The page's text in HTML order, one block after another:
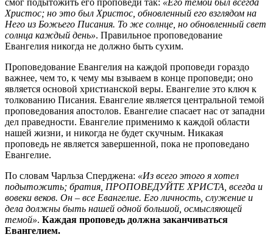
смог подытожить его проповеди так: «Его темой был всегда
Христос; но это был Христос, обновленный его взглядом на
Него из Божьего Писания. То же солнце, но обновленный свет
солнца каждый день». Правильное проповедование
Евангелия никогда не должно быть сухим.
Проповедование Евангелия на каждой проповеди гораздо
важнее, чем то, к чему мы взываем в конце проповеди; оно
является основой христианской веры. Евангелие это ключ к
толкованию Писания. Евангелие является центральной темой
проповедования апостолов. Евангелие спасает нас от западни
дел праведности. Евангелие применимо к каждой области
нашей жизни, и никогда не будет скучным. Никакая
проповедь не является завершенной, пока не проповедано
Евангелие.
По словам Чарльза Сперджена: «Из всего этого я хотел
подытожить; братия, ПРОПОВЕДУЙТЕ ХРИСТА, всегда и
вовеки веков. Он – все Евангелие. Его личность, служение и
дела должны быть нашей одной большой, осмысляющей
темой». Каждая проповедь должна заканчиваться
Евангелием.